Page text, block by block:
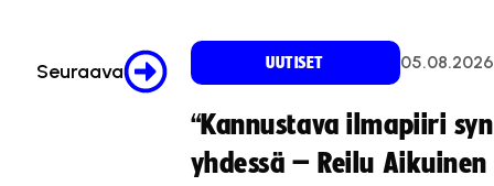
Seuraava UUTISET 05.08.2026
“Kannustava ilmapiiri
yhdessä – Reilu